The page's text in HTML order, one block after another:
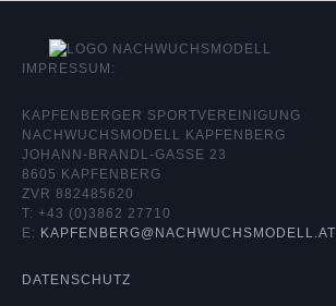
IMPRESSUM:
KAPFENBERGER SPORTVEREINIGUNG
NACHWUCHSMODELL KAPFENBERG
JOHANN-BRANDL-GASSE 23
8605 KAPFENBERG
ZVR 882485620
T: +43 (0)3862 27710
E: KAPFENBERG@NACHWUCHSMODELL.AT
DATENSCHUTZ